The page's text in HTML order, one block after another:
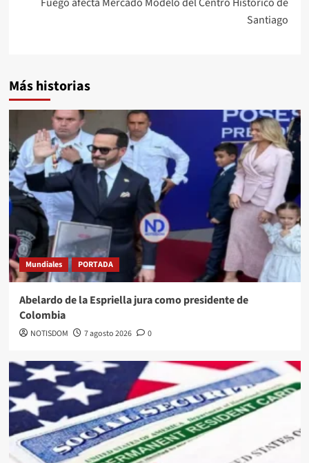
Santiago
Más historias
Mundiales PORTADA
Abelardo de la Espriella jura como presidente de
Colombia
NOTISDOM 7 agosto 2026 0